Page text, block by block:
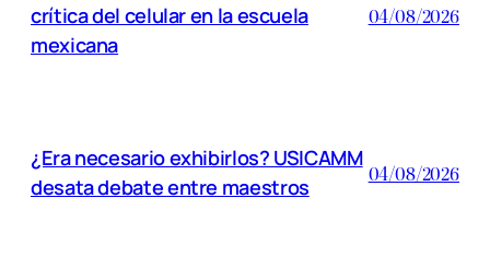
crítica del celular en la escuela
mexicana
04/08/2026
¿Era necesario exhibirlos? USICAMM
desata debate entre maestros
04/08/2026